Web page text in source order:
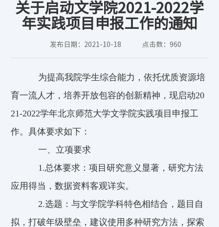
关于启动文学院2021-2022学
年实践项目申报工作的通知
发布日期：2021-10-18 点击数： 960
为提高我院学生综合能力，依托优质资源培
育一流人才，培养开放包容的创新精神，现启动20
21-2022学年北京师范大学文学院实践项目申报工
作。具体要求如下：
一、立项要求
1.总体要求：项目研究意义显著，研究方法
应用得当，数据资料客观详实。
2.选题：与文学院学科特色相结合，题目自
拟，打破年级壁垒，建议使用多种研究方法，探索